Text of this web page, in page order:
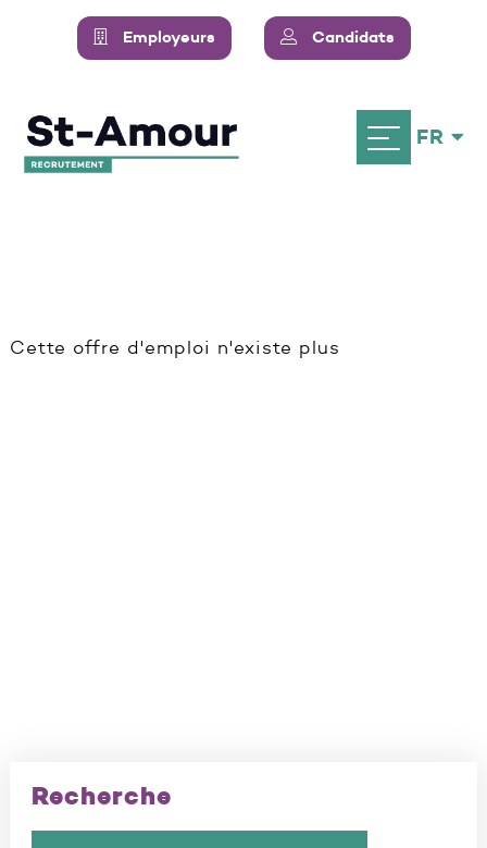
Employeurs Candidats
FR
Cette offre d'emploi n'existe plus
Recherche